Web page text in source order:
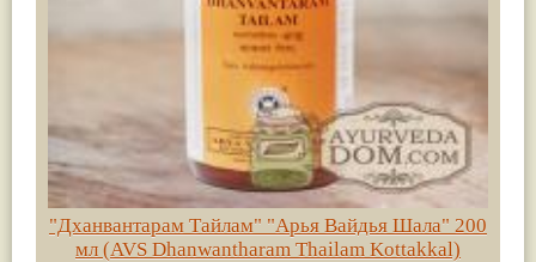
"Дханвантарам Тайлам" "Арья Вайдья Шала" 200
мл (AVS Dhanwantharam Thailam Kottakkal)